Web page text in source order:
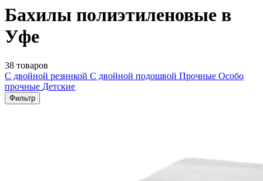
Бахилы полиэтиленовые в
Уфе
38 товаров
С двойной резинкой С двойной подошвой Прочные Особо
прочные Детские
Фильтр